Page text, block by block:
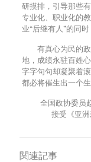
研摸排，引导那些
专业化、职业化的
业“后继有人”的同
有真心为民的
地，成绩永驻百姓
字字句句却凝聚着
都必将催生出一个
全国政协委员
接受《亚
関連記事